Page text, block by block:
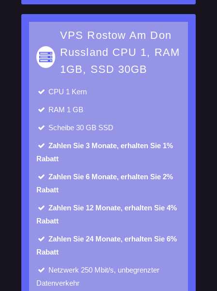
VPS Rostow Am Don
Russland CPU 1, RAM
1GB, SSD 30GB
CPU 1 Kern
RAM 1 GB
Scheibe 30 GB SSD
Zahlen Sie 3 Monate, erhalten Sie 1%
Rabatt
Zahlen Sie 6 Monate, erhalten Sie 2%
Rabatt
Zahlen Sie 12 Monate, erhalten Sie 4%
Rabatt
Zahlen Sie 24 Monate, erhalten Sie 6%
Rabatt
Netzwerk 250 Mbit/s, unbegrenzter
Datenverkehr